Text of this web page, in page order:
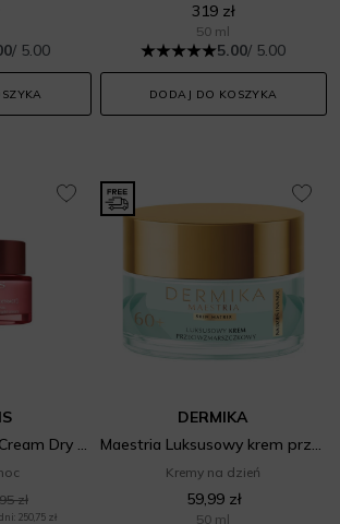
/ 5.00
319 zł
50 ml
5.00/ 5.00
DODAJ DO KOSZYKA
Multi-Active Night Cream Dry Skin
zł
250,75 zł
DERMIKA
Maestria Luksusowy krem przeciwzmarszczkowy 60+
Kremy na dzień
59,99 zł
50 ml